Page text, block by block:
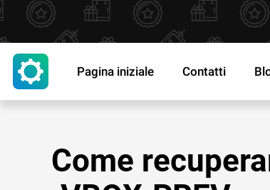
Pagina iniziale Contatti
Come